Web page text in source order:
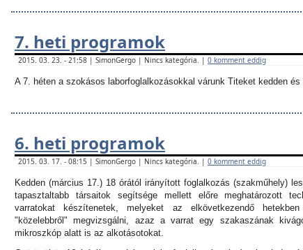
7. heti programok
2015. 03. 23. - 21:58 | SimonGergo | Nincs kategória. | 0 komment eddig
A 7. héten a szokásos laborfoglalkozásokkal várunk Titeket kedden
6. heti programok
2015. 03. 17. - 08:15 | SimonGergo | Nincs kategória. | 0 komment eddig
Kedden (március 17.) 18 órától irányított foglalkozás (szakműhely)
tapasztaltabb társaitok segítsége mellett előre meghatározott
varratokat készítenetek, melyeket az elkövetkezendő
"közelebbről" megvizsgálni, azaz a varrat egy szakaszának
mikroszkóp alatt is az alkotásotokat.